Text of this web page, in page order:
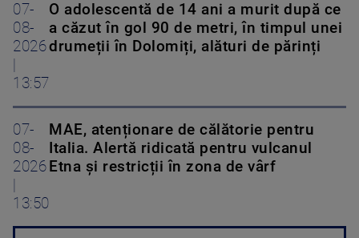
07-
08-
2026
13:57
O adolescentă de 14 ani a murit după ce
a căzut în gol 90 de metri, în timpul unei
drumeții în Dolomiți, alături de părinți
07-
08-
2026
13:50
MAE, atenționare de călătorie pentru
Italia. Alertă ridicată pentru vulcanul
Etna și restricții în zona de vârf